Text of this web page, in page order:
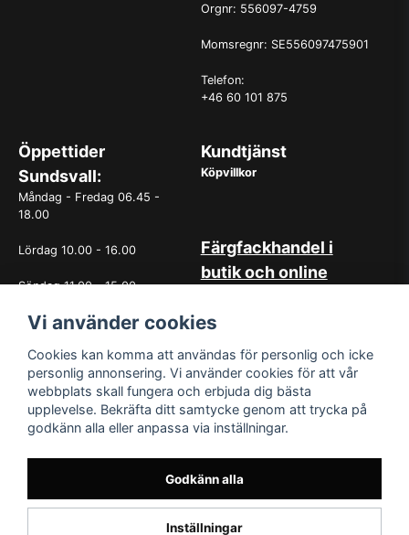
Orgnr: 556097-4759
Momsregnr: SE556097475901
Telefon:
+46 60 101 875
Öppettider
Sundsvall:
Måndag - Fredag 06.45 -
18.00
Lördag 10.00 - 16.00
Söndag 11.00 - 15.00
OBS. Avvikande öppettider
Kundtjänst
Köpvillkor
Färgfackhandel i
butik och online
det sedan starten 1965 varit
kundservice. Du kan känna dig
trygg med köp hos oss
oavsett om det är i butiken i
Sundsvall eller online. Det går
lika bra att kontakta oss via
mail eller per telefon. Vår butik
med generösa öppettider har
funnits i över 50år.
Vi använder cookies
Cookies kan komma att användas för personlig och icke
personlig annonsering. Vi använder cookies för att vår
webbplats skall fungera och erbjuda dig bästa
upplevelse. Bekräfta ditt samtycke genom att trycka på
godkänn alla eller anpassa via inställningar.
Godkänn alla
Inställningar